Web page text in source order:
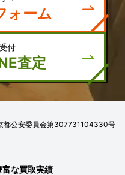
ォーム
付
査定
公安委員会第307731104330号
富な買取実績